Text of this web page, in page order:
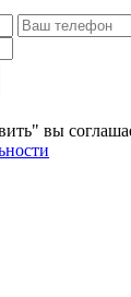
вы